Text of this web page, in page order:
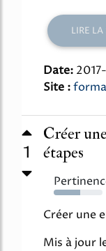
LIRE
Date:
Site :
1
Créer
étapes
54%
Créer une
Mis à jour